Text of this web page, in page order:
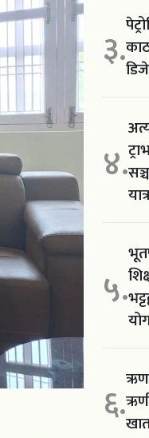
३.
४.
५.
६.ऋण